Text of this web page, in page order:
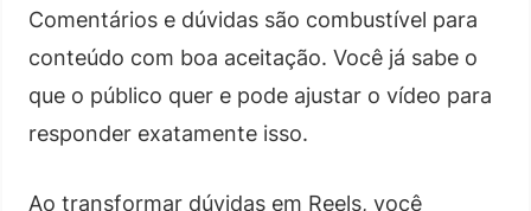
Comentários e dúvidas são combustível para
conteúdo com boa aceitação. Você já sabe o
que o público quer e pode ajustar o vídeo para
responder exatamente isso.
Ao transformar dúvidas em Reels, você